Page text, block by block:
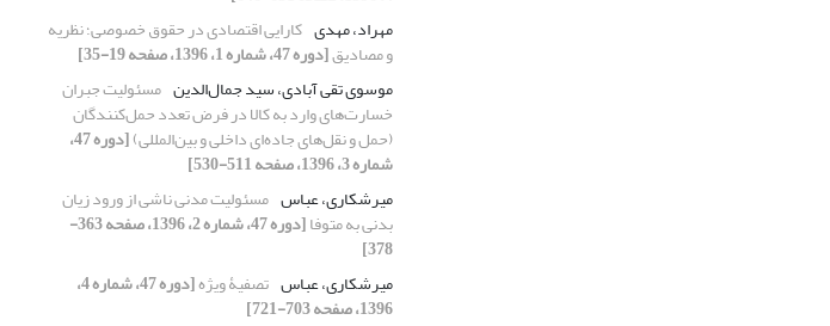
مهراد، مهدی کارایی اقتصادی در حقوق خصوصی؛ نظریه
و مصادیق[دوره 47، شماره 1، 1396، صفحه 19-35]
موسوی تقی آبادی، سید جمال‌الدین مسئولیت جبران
خسارت‌های وارد به کالا در فرض تعدد حمل‌کنندگان
(حمل و نقل‌های جاده‌ای داخلی و بین‌المللی) [دوره 47،
شماره 3، 1396، صفحه 511-530]
میرشکاری، عباس مسئولیت مدنی ناشی از ورود زیان
بدنی به متوفا [دوره 47، شماره 2، 1396، صفحه 363-
378]
میرشکاری، عباس تصفیۀ ویژه [دوره 47، شماره 4،
1396، صفحه 703-721]